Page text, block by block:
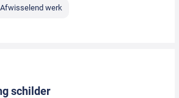
Afwisselend werk
schilder